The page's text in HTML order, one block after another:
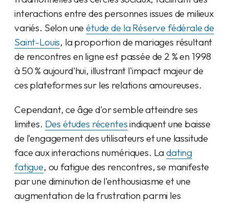
interactions entre des personnes issues de milieux
variés. Selon uneétude de la Réserve fédérale de
Saint-Louis, la proportion de mariages résultant
de rencontres en ligne est passée de 2 % en 1998
à 50 % aujourd'hui, illustrant l'impact majeur de
ces plateformes sur les relations amoureuses.
Cependant, ce âge d'or semble atteindre ses
limites. Des études récentesindiquent une baisse
de l'engagement des utilisateurs et une lassitude
face aux interactions numériques. Ladating
fatigue, ou fatigue des rencontres, se manifeste
par une diminution de l'enthousiasme et une
augmentation de la frustration parmi les